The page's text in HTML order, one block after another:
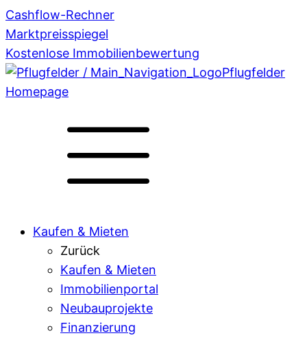
Cashflow-Rechner
Marktpreisspiegel
Kostenlose Immobilienbewertung
Pflugfelder
Homepage
Kaufen & Mieten
Zurück
Kaufen & Mieten
Immobilienportal
Neubauprojekte
Finanzierung